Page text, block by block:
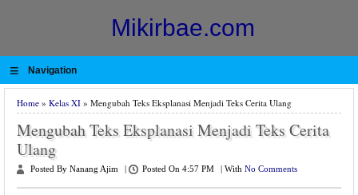
Mikirbae.com
≡ Navigation
Home » Kelas XI » Mengubah Teks Eksplanasi Menjadi Teks Cerita Ulang
Mengubah Teks Eksplanasi Menjadi Teks Cerita
Ulang
Posted By Nanang Ajim Posted On 4:57 PM With No Comments